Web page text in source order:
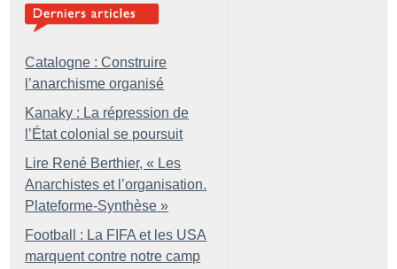
Catalogne : Construire
l’anarchisme organisé
Kanaky : La répression de
l’État colonial se poursuit
Lire René Berthier, « Les
Anarchistes et l’organisation.
Plateforme-Synthèse »
Football : La FIFA et les USA
marquent contre notre camp